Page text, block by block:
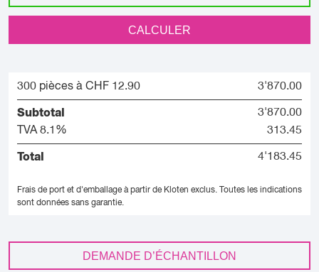
CALCULER
300 pièces à CHF 12.90 3'870.00
Subtotal
3'870.00
TVA 8.1%
313.45
Total 4'183.45
Frais de port et d'emballage à partir de Kloten exclus.
Toutes les indications
sont données sans garantie.
DEMANDE D’ÉCHANTILLON